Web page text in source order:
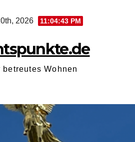
2026 11:04:44 PM
betreutes Wohnen